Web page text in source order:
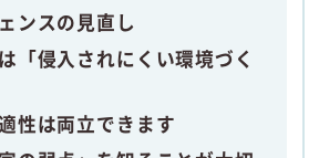
ンスの見直し
「侵入されにくい環境づく
性は両立できます